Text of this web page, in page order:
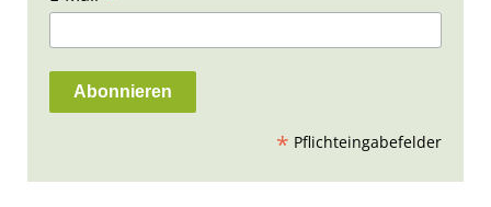
* Pflichteingabefelder